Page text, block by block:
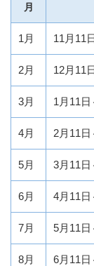
月
1月 11月11
2月 12月11
3月 1月11日
4月 2月11日
5月 3月11日
6月 4月11日
7月 5月11日
8月 6月11日